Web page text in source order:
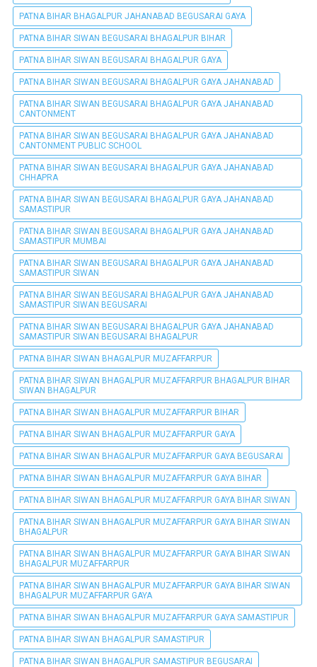
PATNA BIHAR BHAGALPUR JAHANABAD BEGUSARAI GAYA
PATNA BIHAR SIWAN BEGUSARAI BHAGALPUR BIHAR
PATNA BIHAR SIWAN BEGUSARAI BHAGALPUR GAYA
PATNA BIHAR SIWAN BEGUSARAI BHAGALPUR GAYA JAHANABAD
PATNA BIHAR SIWAN BEGUSARAI BHAGALPUR GAYA JAHANABAD
CANTONMENT
PATNA BIHAR SIWAN BEGUSARAI BHAGALPUR GAYA JAHANABAD
CANTONMENT PUBLIC SCHOOL
PATNA BIHAR SIWAN BEGUSARAI BHAGALPUR GAYA JAHANABAD
CHHAPRA
PATNA BIHAR SIWAN BEGUSARAI BHAGALPUR GAYA JAHANABAD
SAMASTIPUR
PATNA BIHAR SIWAN BEGUSARAI BHAGALPUR GAYA JAHANABAD
SAMASTIPUR MUMBAI
PATNA BIHAR SIWAN BEGUSARAI BHAGALPUR GAYA JAHANABAD
SAMASTIPUR SIWAN
PATNA BIHAR SIWAN BEGUSARAI BHAGALPUR GAYA JAHANABAD
SAMASTIPUR SIWAN BEGUSARAI
PATNA BIHAR SIWAN BEGUSARAI BHAGALPUR GAYA JAHANABAD
SAMASTIPUR SIWAN BEGUSARAI BHAGALPUR
PATNA BIHAR SIWAN BHAGALPUR MUZAFFARPUR
PATNA BIHAR SIWAN BHAGALPUR MUZAFFARPUR BHAGALPUR BIHAR
SIWAN BHAGALPUR
PATNA BIHAR SIWAN BHAGALPUR MUZAFFARPUR BIHAR
PATNA BIHAR SIWAN BHAGALPUR MUZAFFARPUR GAYA
PATNA BIHAR SIWAN BHAGALPUR MUZAFFARPUR GAYA BEGUSARAI
PATNA BIHAR SIWAN BHAGALPUR MUZAFFARPUR GAYA BIHAR
PATNA BIHAR SIWAN BHAGALPUR MUZAFFARPUR GAYA BIHAR SIWAN
PATNA BIHAR SIWAN BHAGALPUR MUZAFFARPUR GAYA BIHAR SIWAN
BHAGALPUR
PATNA BIHAR SIWAN BHAGALPUR MUZAFFARPUR GAYA BIHAR SIWAN
BHAGALPUR MUZAFFARPUR
PATNA BIHAR SIWAN BHAGALPUR MUZAFFARPUR GAYA BIHAR SIWAN
BHAGALPUR MUZAFFARPUR GAYA
PATNA BIHAR SIWAN BHAGALPUR MUZAFFARPUR GAYA SAMASTIPUR
PATNA BIHAR SIWAN BHAGALPUR SAMASTIPUR
PATNA BIHAR SIWAN BHAGALPUR SAMASTIPUR BEGUSARAI